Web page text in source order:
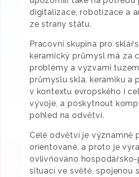
digitalizace, robotizace a
ze strany státu.
Pracovní skupina pro
keramický průmysl má za
problémy a výzvami
průmyslu skla, keramiku a
v kontextu evropského i
vývoje, a poskytnout
pohled na odvětví.
Celé odvětví je významně
orientované, a proto je
ovlivňováno
situací ve světě, spojenou